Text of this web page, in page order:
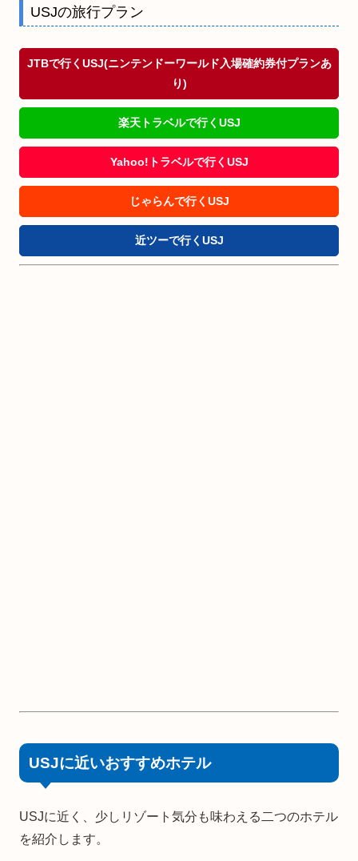
USJの旅行プラン
JTBで行くUSJ(ニンテンドーワールド入場確約券付プランあ
り)
楽天トラベルで行くUSJ
Yahoo!トラベルで行くUSJ
じゃらんで行くUSJ
近ツーで行くUSJ
USJに近いおすすめホテル
USJに近く、少しリゾート気分も味わえる二つのホテル
を紹介します。